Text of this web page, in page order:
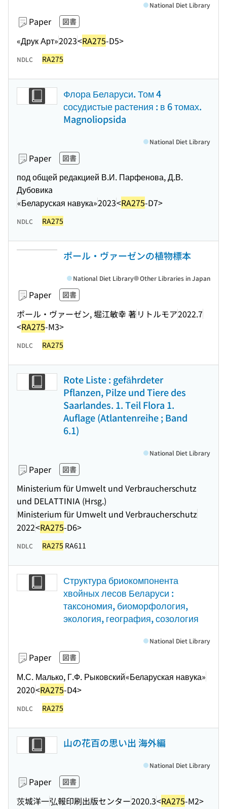
Paper 図書
«Друк Арт»2023<RA275-D5>
National Diet Library
NDLC RA275
Флора Беларуси. Том 4
сосудистые растения : в 6 томах.
Magnoliopsida
Paper 図書
под общей редакцией В.И. Парфенова, Д.В.
Дубовикa
«Беларуская навука»2023<RA275-D7>
National Diet Library
NDLC RA275
ポール・ヴァーゼンの植物標本
Paper 図書
ポール・ヴァーゼン, 堀江敏幸 著リトルモア2022.7
<RA275-M3>
National Diet Library Other Libraries in Japan
NDLC RA275
Rote Liste : gefährdeter
Pflanzen, Pilze und Tiere des
Saarlandes. 1. Teil Flora 1.
Auflage (Atlantenreihe ; Band
6.1)
Paper 図書
Ministerium für Umwelt und Verbraucherschutz
und DELATTINIA (Hrsg.)
Ministerium für Umwelt und Verbraucherschutz
2022<RA275-D6>
National Diet Library
NDLC RA275 RA611
Структура бриокомпонента
хвойных лесов Беларуси :
таксономия, биоморфология,
экология, география, созология
Paper 図書
М.С. Малько, Г.Ф. Рыковский«Беларуская навука»
2020<RA275-D4>
National Diet Library
NDLC RA275
山の花百の思い出 海外編
Paper 図書
茨城洋一弘報印刷出版センター2020.3<RA275-M2>
National Diet Library